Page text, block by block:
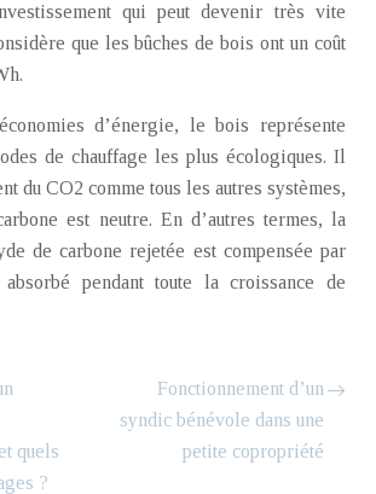
qui peut devenir très vite
que les bûches de bois ont un coût
d’énergie, le bois représente
de chauffage les plus écologiques. Il
du CO2 comme tous les autres systèmes,
est neutre. En d’autres termes, la
de carbone rejetée est compensée par
pendant toute la croissance de
quels
?
Fonctionnement d’un
syndic bénévole dans une
petite copropriété